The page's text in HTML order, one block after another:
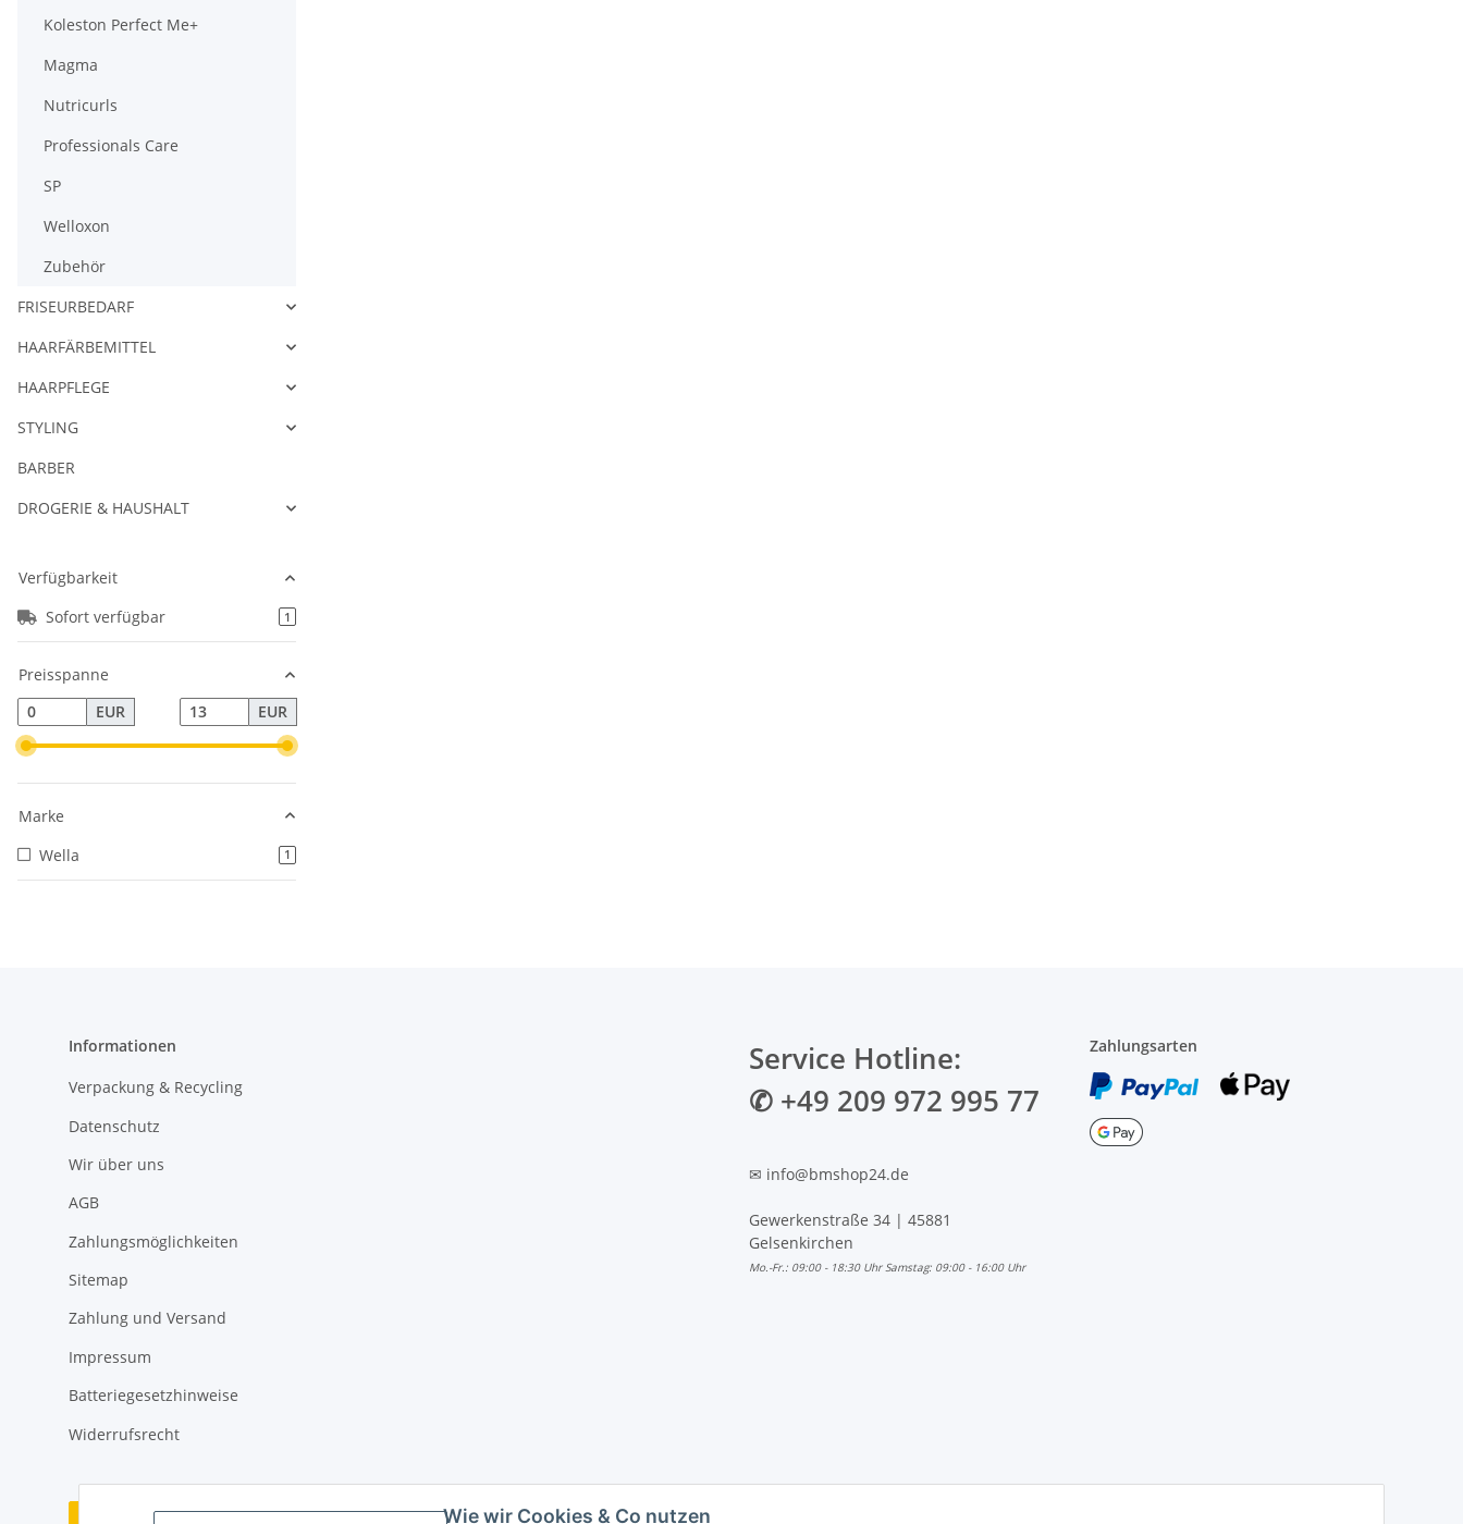
Wie wir Cookies & Co nutzen
Koleston Perfect Me+
Magma
Nutricurls
Professionals Care
SP
Welloxon
Zubehör
FRISEURBEDARF
HAARFÄRBEMITTEL
HAARPFLEGE
STYLING
BARBER
DROGERIE & HAUSHALT
Verfügbarkeit
Sofort verfügbar
1Artikel gefunden
Preisspanne
EUR
EUR
Marke
Wella
1Artikel gefunden
Informationen
Verpackung & Recycling
Datenschutz
Wir über uns
AGB
Zahlungsmöglichkeiten
Sitemap
Zahlung und Versand
Impressum
Batteriegesetzhinweise
Widerrufsrecht
Service Hotline:
✆ +49 209 972 995 77
✉ info@bmshop24.de
Gewerkenstraße 34 | 45881
Gelsenkirchen
Mo.-Fr.: 09:00 - 18:30 Uhr Samstag: 09:00 - 16:00 Uhr
Zahlungsarten